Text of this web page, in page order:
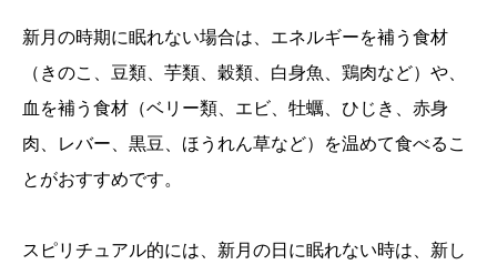
新月の時期に眠れない場合は、エネルギーを補う食材
（きのこ、豆類、芋類、穀類、白身魚、鶏肉など）や、
血を補う食材（ベリー類、エビ、牡蠣、ひじき、赤身
肉、レバー、黒豆、ほうれん草など）を温めて食べるこ
とがおすすめです。
スピリチュアル的には、新月の日に眠れない時は、新し